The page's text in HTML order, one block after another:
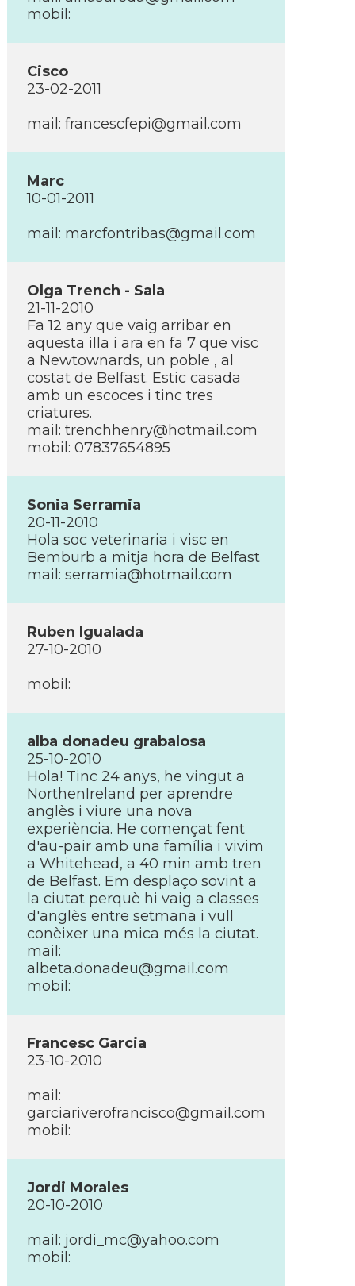
mobil:
Cisco
23-02-2011
mail: francescfepi@gmail.com
Marc
10-01-2011
mail: marcfontribas@gmail.com
Olga Trench - Sala
21-11-2010
Fa 12 any que vaig arribar en
aquesta illa i ara en fa 7 que visc
a Newtownards, un poble , al
costat de Belfast. Estic casada
amb un escoces i tinc tres
criatures.
mail: trenchhenry@hotmail.com
mobil: 07837654895
Sonia Serramia
20-11-2010
Hola soc veterinaria i visc en
Bemburb a mitja hora de Belfast
mail: serramia@hotmail.com
Ruben Igualada
27-10-2010
mobil:
alba donadeu grabalosa
25-10-2010
Hola! Tinc 24 anys, he vingut a
NorthenIreland per aprendre
anglès i viure una nova
experiència. He començat fent
d'au-pair amb una famí­lia i vivim
a Whitehead, a 40 min amb tren
de Belfast. Em desplaço sovint a
la ciutat perquè hi vaig a classes
d'anglès entre setmana i vull
conèixer una mica més la ciutat.
mail:
albeta.donadeu@gmail.com
mobil:
Francesc Garcia
23-10-2010
mail:
garciariverofrancisco@gmail.com
mobil:
Jordi Morales
20-10-2010
mail: jordi_mc@yahoo.com
mobil: